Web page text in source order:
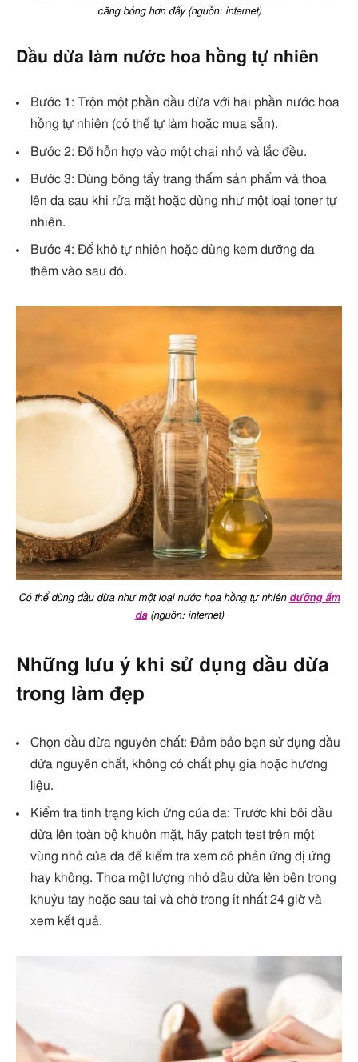
căng bóng hơn đấy (nguồn: internet)
Dầu dừa làm nước hoa hồng tự nhiên
Bước 1: Trộn một phần dầu dừa với hai phần nước hoa
hồng tự nhiên (có thể tự làm hoặc mua sẵn).
Bước 2: Đổ hỗn hợp vào một chai nhỏ và lắc đều.
Bước 3: Dùng bông tẩy trang thấm sản phẩm và thoa
lên da sau khi rửa mặt hoặc dùng như một loại toner tự
nhiên.
Bước 4: Để khô tự nhiên hoặc dùng kem dưỡng da
thêm vào sau đó.
Có thể dùng dầu dừa như một loại nước hoa hồng tự nhiên dưỡng ẩm
da(nguồn: internet)
Những lưu ý khi sử dụng dầu dừa
trong làm đẹp
Chọn dầu dừa nguyên chất: Đảm bảo bạn sử dụng dầu
dừa nguyên chất, không có chất phụ gia hoặc hương
liệu.
Kiểm tra tình trạng kích ứng của da: Trước khi bôi dầu
dừa lên toàn bộ khuôn mặt, hãy patch test trên một
vùng nhỏ của da để kiểm tra xem có phản ứng dị ứng
hay không. Thoa một lượng nhỏ dầu dừa lên bên trong
khuỷu tay hoặc sau tai và chờ trong ít nhất 24 giờ và
xem kết quả.